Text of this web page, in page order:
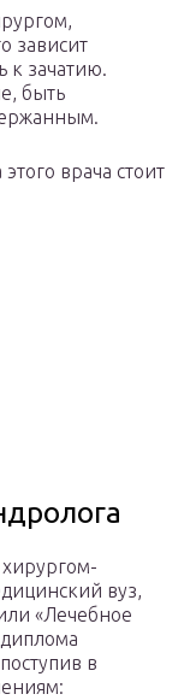
зависит
к зачатию.
быть
врача стоит
вуз,
«Лечебное
в